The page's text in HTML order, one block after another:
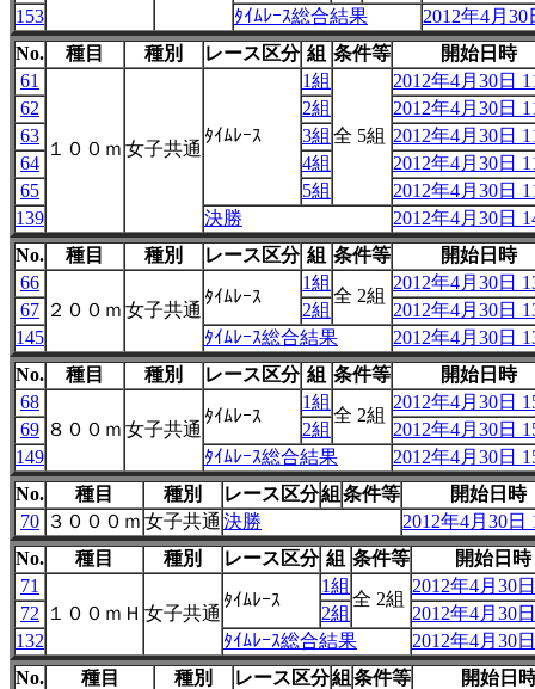
153
ﾀｲﾑﾚｰｽ総合結果
2012年4月30
No.
種目 種別 レース区分 組 条件等
開始日時
61
１００ｍ 女子共通
ﾀｲﾑﾚｰｽ
1組
全 5組
2012年4月30日
62
2組
2012年4月30日
63
3組
2012年4月30日
64
4組
2012年4月30日
65
5組
2012年4月30日
139
決勝
2012年4月30日
No.
種目 種別 レース区分 組 条件等
開始日時
66
２００ｍ 女子共通
ﾀｲﾑﾚｰｽ
1組
全 2組
2012年4月30日
67
2組
2012年4月30日
145
ﾀｲﾑﾚｰｽ総合結果
2012年4月30日
No.
種目 種別 レース区分 組 条件等
開始日時
68
８００ｍ 女子共通
ﾀｲﾑﾚｰｽ
1組
全 2組
2012年4月30日
69
2組
2012年4月30日
149
ﾀｲﾑﾚｰｽ総合結果
2012年4月30日
No.
種目 種別 レース区分組 条件等
開始日時
70 ３０００ｍ 女子共通 決勝
2012年4月30日
No.
種目 種別 レース区分 組 条件等
開始日時
71
１００ｍＨ 女子共通
ﾀｲﾑﾚｰｽ
1組
全 2組
2012年4月30
72
2組
2012年4月30
132
ﾀｲﾑﾚｰｽ総合結果
2012年4月30
No.
種目 種別 レース区分組 条件等
開始日